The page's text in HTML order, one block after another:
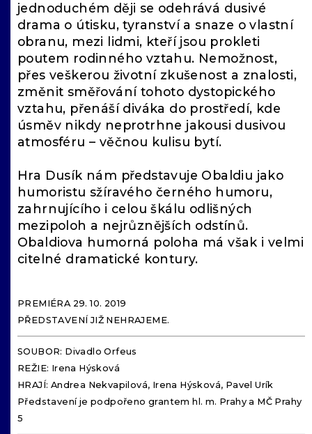
jednoduchém ději se odehrává dusivé
drama o útisku, tyranství a snaze o vlastní
obranu, mezi lidmi, kteří jsou prokleti
poutem rodinného vztahu. Nemožnost,
přes veškerou životní zkušenost a znalosti,
změnit směřování tohoto dystopického
vztahu, přenáší diváka do prostředí, kde
úsměv nikdy neprotrhne jakousi dusivou
atmosféru – věčnou kulisu bytí.
Hra Dusík nám představuje Obaldiu jako
humoristu sžíravého černého humoru,
zahrnujícího i celou škálu odlišných
mezipoloh a nejrůznějších odstínů.
Obaldiova humorná poloha má však i velmi
citelné dramatické kontury.
PREMIÉRA 29. 10. 2019
PŘEDSTAVENÍ JIŽ NEHRAJEME.
SOUBOR: Divadlo Orfeus
REŽIE: Irena Hýsková
HRAJÍ: Andrea Nekvapilová, Irena Hýsková, Pavel Urík
Představení je podpořeno grantem hl. m. Prahy a MČ Prahy
5